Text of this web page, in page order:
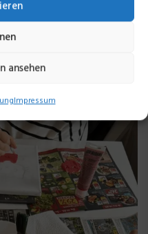
ansehen
Impressum